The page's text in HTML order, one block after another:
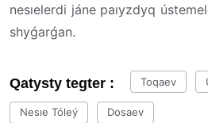
nesıelerdi jáne paıyzdyq
shyǵarǵan.
Qatysty tegter : Toqaev
Nesıe Tóleý Dosaev